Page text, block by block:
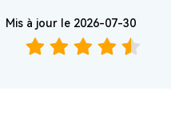
Mis à jour le 2026-07-30